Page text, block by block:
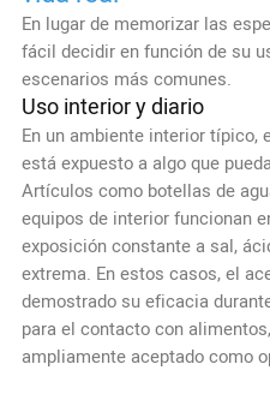
En lugar de memorizar las
fácil decidir en función de su
escenarios más comunes.
Uso interior y diario
En un ambiente interior típico,
está expuesto a algo que
Artículos como botellas de
equipos de interior funcionan
exposición constante a sal,
extrema. En estos casos, el
demostrado su eficacia
para el contacto con
ampliamente aceptado como